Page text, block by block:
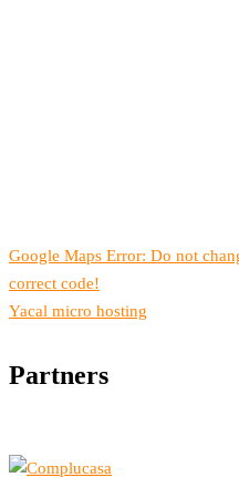
Google Maps Error: Do not
correct code!
Yacal micro hosting
Partners